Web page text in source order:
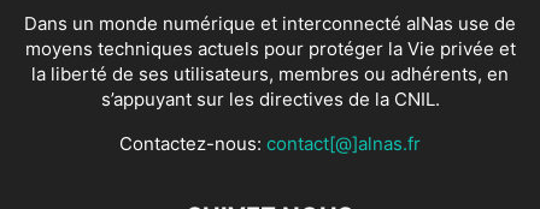
Dans un monde numérique et interconnecté alNas use de
moyens techniques actuels pour protéger la Vie privée et
la liberté de ses utilisateurs, membres ou adhérents, en
s’appuyant sur les directives de la CNIL.
Contactez-nous: contact[@]alnas.fr